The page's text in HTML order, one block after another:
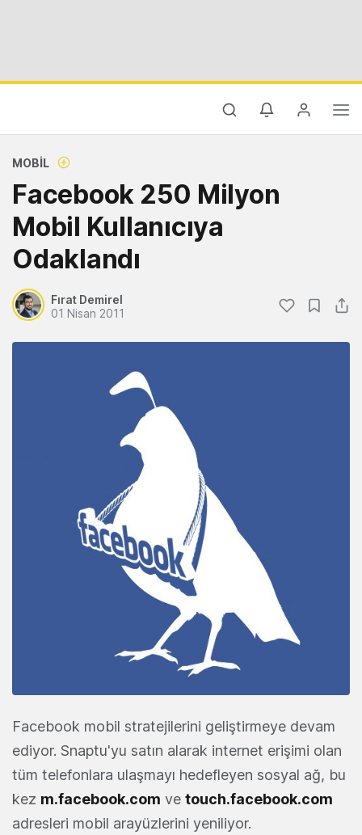
MOBIL
Facebook 250 Milyon
Mobil Kullanıcıya
Odaklandı
Fırat Demirel
01 Nisan 2011
Facebook mobil stratejilerini geliştirmeye devam
ediyor. Snaptu'yu satın alarak internet erişimi olan
tüm telefonlara ulaşmayı hedefleyen sosyal ağ, bu
kez m.facebook.com ve touch.facebook.com
adresleri mobil arayüzlerini yeniliyor.